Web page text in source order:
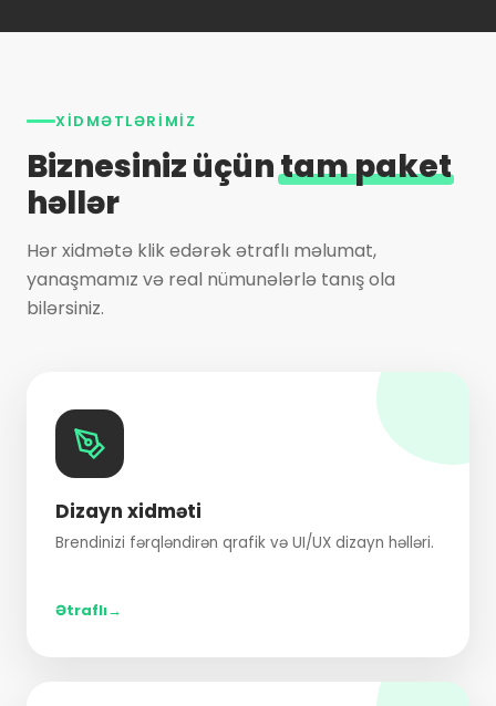
XIDMƏTLƏRIMIZ
Biznesiniz üçüntam paket
həllər
Hər xidmətə klik edərək ətraflı məlumat,
yanaşmamız və real nümunələrlə tanış ola
bilərsiniz.
Dizayn xidməti
Brendinizi fərqləndirən qrafik və UI/UX dizayn həlləri.
Ətraflı